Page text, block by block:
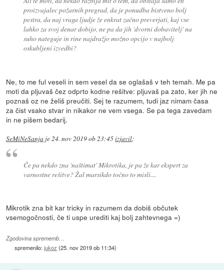
proizvajalec požarnih pregrad, da je ponudba bistveno bolj
pestra, da naj vraga ljudje že enkrat začno preverjati, kaj vse
lahko za svoj denar dobijo, ne pa da jih 'dvorni dobavitelj' na
suho nateguje in rine najdražjo možno opcijo v najbolj
oskubljeni izvedbi?
Ne, to me ful veseli in sem vesel da se oglašaš v teh temah. Me pa
moti da pljuvaš čez odprto kodne rešitve: pljuvaš pa zato, ker jih ne
poznaš oz ne želiš preučiti. Sej te razumem, tudi jaz nimam časa
za čist vsako stvar in nikakor ne vem vsega. Se pa tega zavedam
in ne pišem bedarij.
SeMiNeSanja je24. nov 2019 ob 23:45izjavil:
Če pa nekdo zna 'naštimat' Mikrotika, je pa že kar ekspert za
varnostne rešitve? Žal marsikdo točno to misli....
Mikrotik zna bit kar tricky in razumem da dobiš občutek
vsemogočnosti, če ti uspe urediti kaj bolj zahtevnega =)
Zgodovina sprememb…
spremenilo:jukoz (25. nov 2019 ob 11:34)